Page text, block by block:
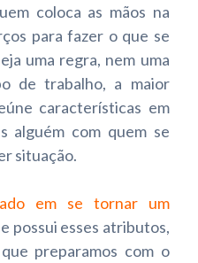
coloca as mãos na
para fazer o que se
uma regra, nem uma
de trabalho, a maior
características em
alguém com quem se
situação.
em se tornar um
possui esses atributos,
preparamos com o